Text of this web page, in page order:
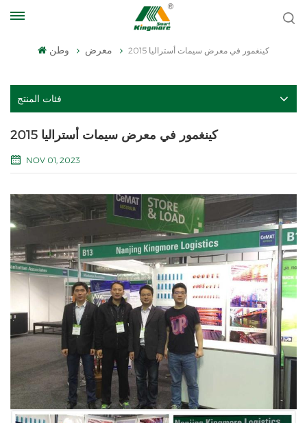
وطن معرض كينغمور في معرض سيمات أستراليا 2015
فئات المنتج
كينغمور في معرض سيمات أستراليا 2015
NOV 01, 2023